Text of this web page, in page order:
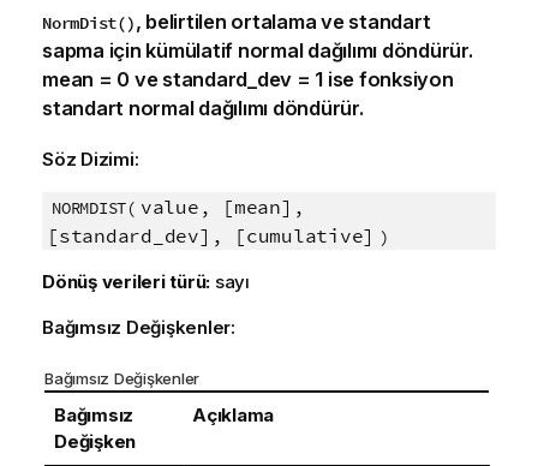
NormDist(), belirtilen ortalama ve standart
sapma için kümülatif normal dağılımı döndürür.
mean = 0 ve standard_dev = 1 ise fonksiyon
standart normal dağılımı döndürür.
Söz Dizimi:
NORMDIST( value, [mean],
[standard_dev], [cumulative] )
Dönüş verileri türü: sayı
Bağımsız Değişkenler:
Bağımsız Değişkenler
Bağımsız
Değişken
Açıklama